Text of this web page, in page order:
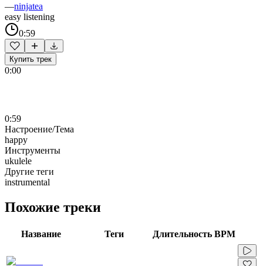
—ninjatea
easy listening
0:59
Купить трек
0:00
0:59
Настроение/Тема
happy
Инструменты
ukulele
Другие теги
instrumental
Похожие треки
Название Теги Длительность BPM